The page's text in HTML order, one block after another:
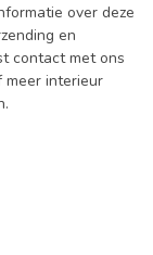
over deze
en
contact met ons
meer interieur